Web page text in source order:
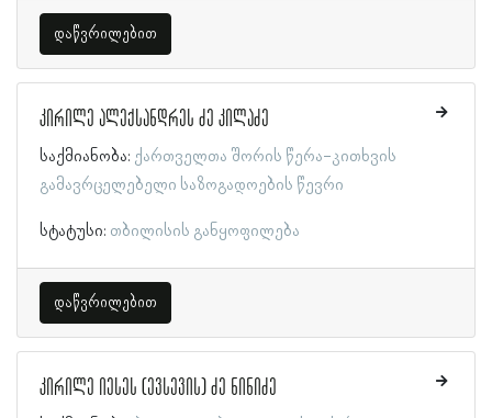
დაწვრილებით
კირილე ალექსანდრეს ძე კილაძე
საქმიანობა: ქართველთა შორის წერა-კითხვის
გამავრცელებელი საზოგადოების წევრი
სტატუსი: თბილისის განყოფილება
დაწვრილებით
კირილე იესეს (ევსევის) ძე ნინიძე